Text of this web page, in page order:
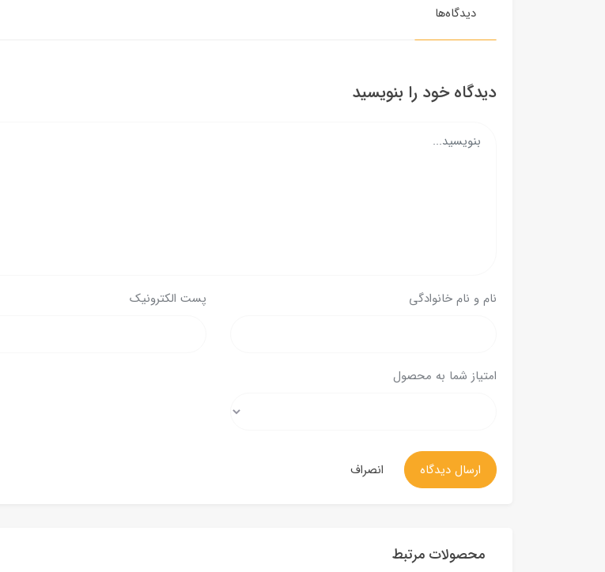
دیدگاه‌ها
دیدگاه خود را بنویسید
نام و نام خانوادگی پست الکترونیک
امتیاز شما به محصول
ارسال دیدگاه انصراف
محصولات مرتبط